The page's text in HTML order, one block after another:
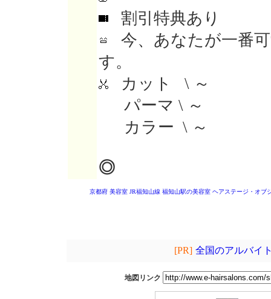
割引特典あり
今、あなたが一番
す。
カット \ ～
パーマ \ ～
カラー \ ～
◎
京都府 美容室 JR福知山線 福知山駅の美容室 ヘアステージ・オブ
[PR] 全国のアルバイ
地図リンク